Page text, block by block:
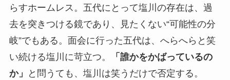
らすホームレス。五代にとって塩川の存在は、過
去を突きつける鏡であり、見たくない“可能性の分
岐”でもある。面会に行った五代は、へらへらと笑
い続ける塩川に苛立つ。
「誰かをかばっているの
か」
と問うても、塩川は笑うだけで否定する。